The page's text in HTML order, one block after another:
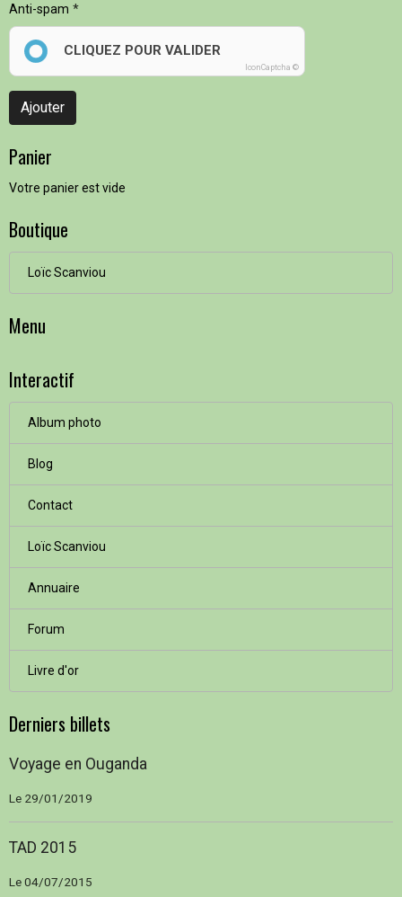
Anti-spam
CLIQUEZ POUR VALIDER
IconCaptcha ©
Ajouter
Panier
Votre panier est vide
Boutique
Loïc Scanviou
Menu
Interactif
Album photo
Blog
Contact
Loïc Scanviou
Annuaire
Forum
Livre d'or
Derniers billets
Voyage en Ouganda
Le 29/01/2019
TAD 2015
Le 04/07/2015